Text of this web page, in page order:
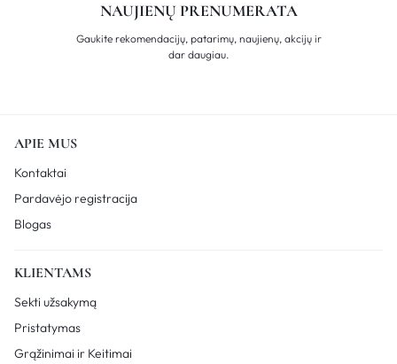
NAUJIENŲ PRENUMERATA
Gaukite rekomendacijų, patarimų, naujienų, akcijų ir
dar daugiau.
APIE MUS
Kontaktai
Pardavėjo registracija
Blogas
KLIENTAMS
Sekti užsakymą
Pristatymas
Grąžinimai ir Keitimai